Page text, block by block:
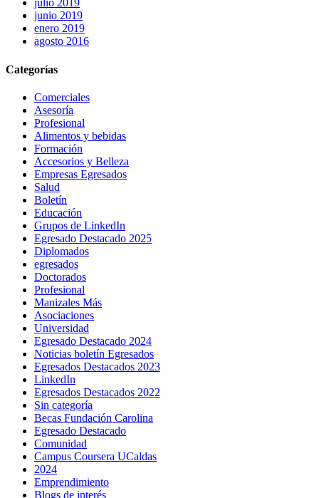
julio 2019
junio 2019
enero 2019
agosto 2016
Categorías
Comerciales
Asesoría
Profesional
Alimentos y bebidas
Formación
Accesorios y Belleza
Empresas Egresados
Salud
Boletín
Educación
Grupos de LinkedIn
Egresado Destacado 2025
Diplomados
egresados
Doctorados
Profesional
Manizales Más
Asociaciones
Universidad
Egresado Destacado 2024
Noticias boletín Egresados
Egresados Destacados 2023
LinkedIn
Egresados Destacados 2022
Sin categoría
Becas Fundación Carolina
Egresado Destacado
Comunidad
Campus Coursera UCaldas
2024
Emprendimiento
Blogs de interés